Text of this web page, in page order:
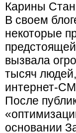
Карины
В своем
некоторые
вызвала
тысяч
интернет-
После
основании